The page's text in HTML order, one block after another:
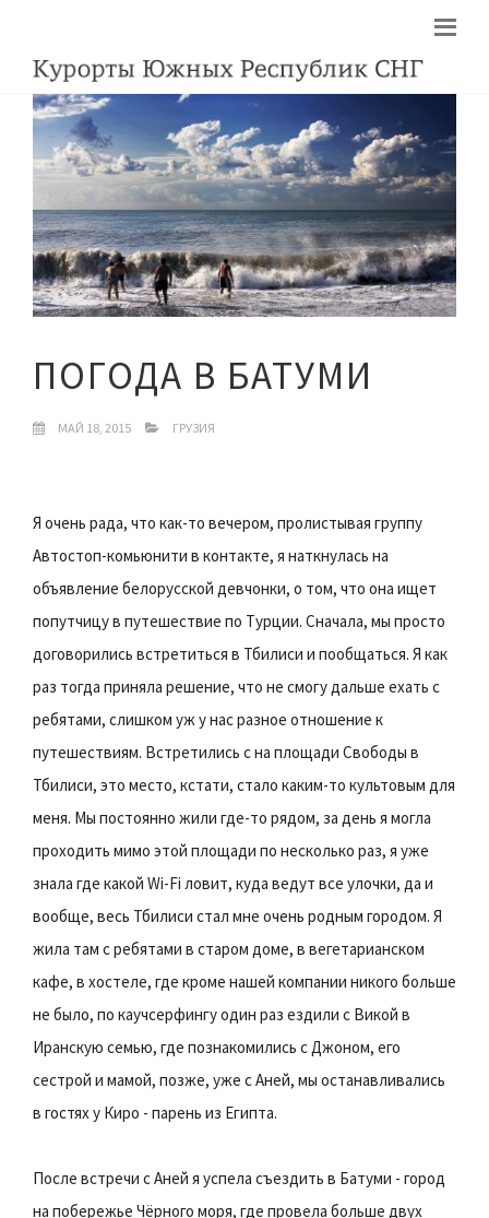
ПОГОДА В БАТУМИ
МАЙ 18, 2015 ГРУЗИЯ
Я очень рада, что как-то вечером, пролистывая группу
Автостоп-комьюнити в контакте, я наткнулась на
объявление белорусской девчонки, о том, что она ищет
попутчицу в путешествие по Турции. Сначала, мы просто
договорились встретиться в Тбилиси и пообщаться. Я как
раз тогда приняла решение, что не смогу дальше ехать с
ребятами, слишком уж у нас разное отношение к
путешествиям. Встретились с на площади Свободы в
Тбилиси, это место, кстати, стало каким-то культовым для
меня. Мы постоянно жили где-то рядом, за день я могла
проходить мимо этой площади по несколько раз, я уже
знала где какой Wi-Fi ловит, куда ведут все улочки, да и
вообще, весь Тбилиси стал мне очень родным городом. Я
жила там с ребятами в старом доме, в вегетарианском
кафе, в хостеле, где кроме нашей компании никого больше
не было, по каучсерфингу один раз ездили с Викой в
Иранскую семью, где познакомились с Джоном, его
сестрой и мамой, позже, уже с Аней, мы останавливались
в гостях у Киро - парень из Египта.
После встречи с Аней я успела съездить в Батуми - город
на побережье Чёрного моря, где провела больше двух